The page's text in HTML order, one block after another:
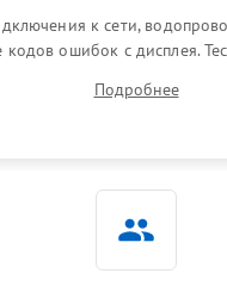
к сети,
кодов ошибок с дисплея.
шумов, протечек
электронного модуля
Подробнее